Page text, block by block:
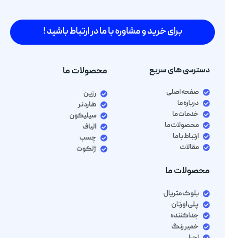
برای خرید و مشاوره با ما در ارتباط باشید !
دسترسی های سریع
صفحه اصلی
درباره ما
خدمات ما
محصولات ما
ارتباط با ما
مقالات
محصولات ما
رزین
هاردنر
سیلیکون
الیاف
چسب
ژلکوت
محصولات ما
بلوک متریال
پلی اورتان
جداکننده
خمیر رنگ